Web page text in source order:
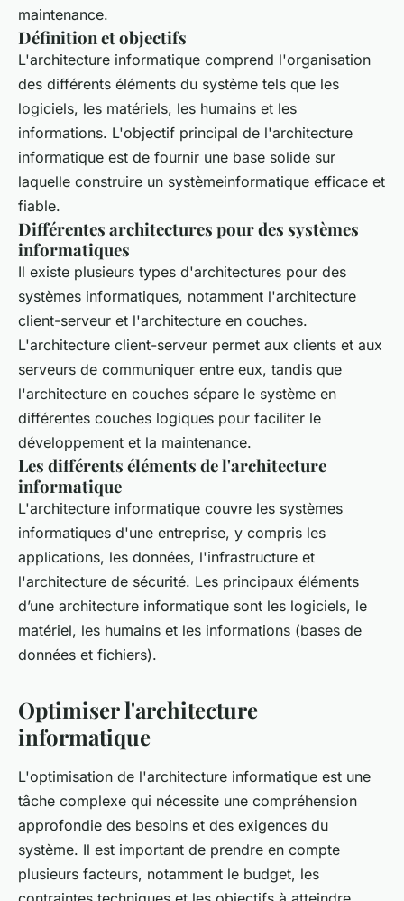
maintenance.
Définition et objectifs
L'architecture informatique comprend l'organisation
des différents éléments du système tels que les
logiciels, les matériels, les humains et les
informations. L'objectif principal de l'architecture
informatique est de fournir une base solide sur
laquelle construire un systèmeinformatique efficace et
fiable.
Différentes architectures pour des systèmes
informatiques
Il existe plusieurs types d'architectures pour des
systèmes informatiques, notamment l'architecture
client-serveur et l'architecture en couches.
L'architecture client-serveur permet aux clients et aux
serveurs de communiquer entre eux, tandis que
l'architecture en couches sépare le système en
différentes couches logiques pour faciliter le
développement et la maintenance.
Les différents éléments de l'architecture
informatique
L'architecture informatique couvre les systèmes
informatiques d'une entreprise, y compris les
applications, les données, l'infrastructure et
l'architecture de sécurité. Les principaux éléments
d’une architecture informatique sont les logiciels, le
matériel, les humains et les informations (bases de
données et fichiers).
Optimiser l'architecture
informatique
L'optimisation de l'architecture informatique est une
tâche complexe qui nécessite une compréhension
approfondie des besoins et des exigences du
système. Il est important de prendre en compte
plusieurs facteurs, notamment le budget, les